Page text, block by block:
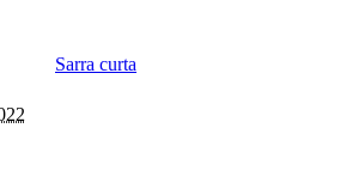
Sarra curta